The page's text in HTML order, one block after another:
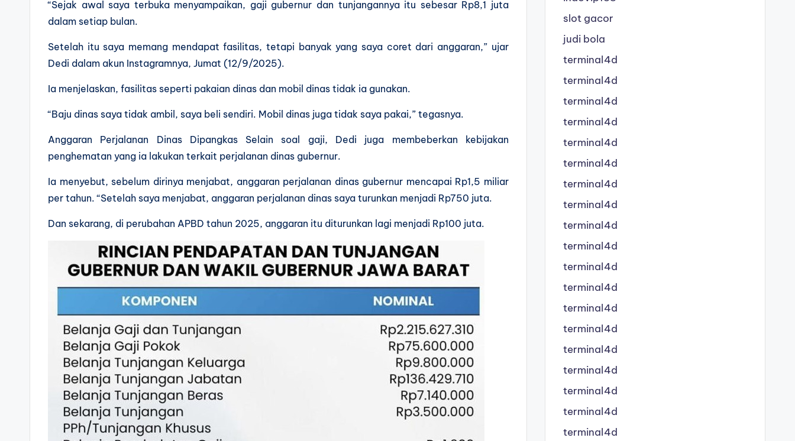
“Sejak awal saya terbuka menyampaikan, gaji gubernur dan tunjangannya itu sebesar Rp8,1 juta
dalam setiap bulan.
Setelah itu saya memang mendapat fasilitas, tetapi banyak yang saya coret dari anggaran,” ujar
Dedi dalam akun Instagramnya, Jumat (12/9/2025).
Ia menjelaskan, fasilitas seperti pakaian dinas dan mobil dinas tidak ia gunakan.
“Baju dinas saya tidak ambil, saya beli sendiri. Mobil dinas juga tidak saya pakai,” tegasnya.
Anggaran Perjalanan Dinas Dipangkas Selain soal gaji, Dedi juga membeberkan kebijakan
penghematan yang ia lakukan terkait perjalanan dinas gubernur.
Ia menyebut, sebelum dirinya menjabat, anggaran perjalanan dinas gubernur mencapai Rp1,5 miliar
per tahun. “Setelah saya menjabat, anggaran perjalanan dinas saya turunkan menjadi Rp750 juta.
Dan sekarang, di perubahan APBD tahun 2025, anggaran itu diturunkan lagi menjadi Rp100 juta.
slot gacor
judi bola
terminal4d
terminal4d
terminal4d
terminal4d
terminal4d
terminal4d
terminal4d
terminal4d
terminal4d
terminal4d
terminal4d
terminal4d
terminal4d
terminal4d
terminal4d
terminal4d
terminal4d
terminal4d
terminal4d